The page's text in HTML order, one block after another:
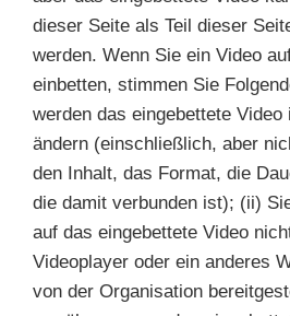
dieser Seite als Teil dieser
werden. Wenn Sie ein Video
einbetten, stimmen Sie
werden das eingebettete
ändern (einschließlich, aber
den Inhalt, das Format, die
die damit verbunden ist); (ii)
auf das eingebettete Video
Videoplayer oder ein anderes
von der Organisation